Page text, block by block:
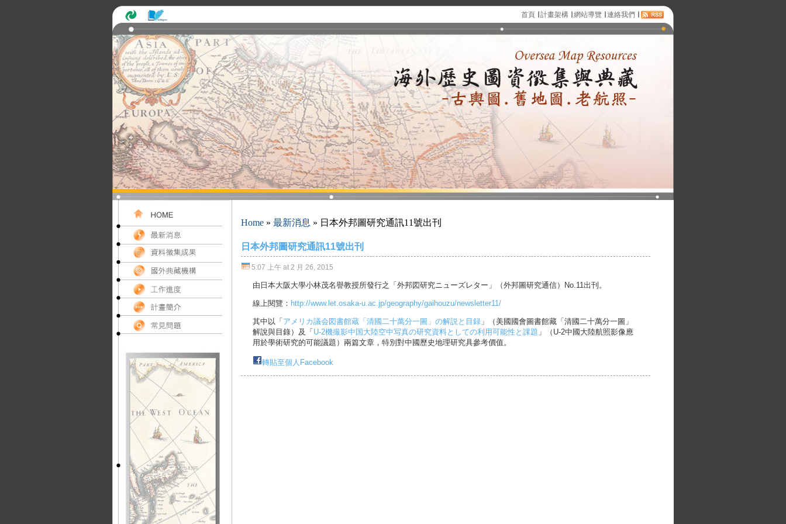
首頁 計畫架構 網站導覽 連絡我們
Home » 最新消息 » 日本外邦圖研究通訊11號出刊
日本外邦圖研究通訊11號出刊
5:07 上午 at 2 月 26, 2015
由日本大阪大學小林茂名譽教授所發行之「外邦図研究ニューズレター」（外邦圖研究通信）No.11出刊。
線上閱覽： http://www.let.osaka-u.ac.jp/geography/gaihouzu/newsletter11/
其中以「 アメリカ議会図書館蔵「清國二十萬分一圖」の解説と目録 」（美國國會圖書館藏「清國二十萬分一圖」
解說與目錄）及「 U-2機撮影中国大陸空中写真の研究資料としての利用可能性と課題 」（U-2中國大陸航照影像應
用於學術研究的可能議題）兩篇文章，特別對中國歷史地理研究具參考價值。
轉貼至個人Facebook